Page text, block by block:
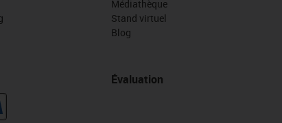
Médiathèque
Stand virtuel
Blog
Évaluation